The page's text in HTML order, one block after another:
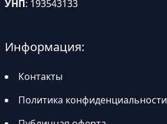
УНП: 193543133
Информация:
Контакты
Политика конфиденциальности